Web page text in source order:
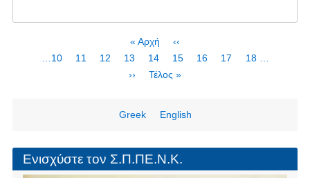
Προβολή
Ασκός
του
First
page
« Αρχή
Προηγούμενη
σελίδα
‹‹
Page
…10 Page
11 Page
12 Page
13
Τρέχουσα
σελίδα
14 Page
15 Page
16 Page
17 Page
18 …
Next
››
Last
Τέλος »
Greek English
Ενισχύστε τον Σ.Π.ΠΕ.Ν.Κ.